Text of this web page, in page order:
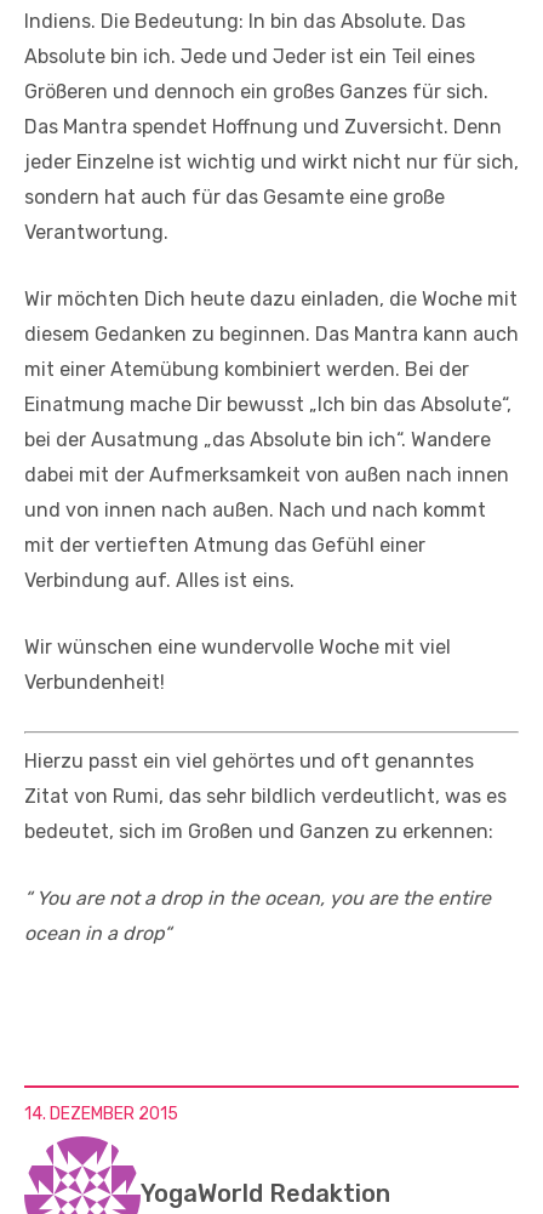
Indiens. Die Bedeutung: In bin das Absolute. Das
Absolute bin ich. Jede und Jeder ist ein Teil eines
Größeren und dennoch ein großes Ganzes für sich.
Das Mantra spendet Hoffnung und Zuversicht. Denn
jeder Einzelne ist wichtig und wirkt nicht nur für sich,
sondern hat auch für das Gesamte eine große
Verantwortung.
Wir möchten Dich heute dazu einladen, die Woche mit
diesem Gedanken zu beginnen. Das Mantra kann auch
mit einer Atemübung kombiniert werden. Bei der
Einatmung mache Dir bewusst „Ich bin das Absolute“,
bei der Ausatmung „das Absolute bin ich“. Wandere
dabei mit der Aufmerksamkeit von außen nach innen
und von innen nach außen. Nach und nach kommt
mit der vertieften Atmung das Gefühl einer
Verbindung auf. Alles ist eins.
Wir wünschen eine wundervolle Woche mit viel
Verbundenheit!
Hierzu passt ein viel gehörtes und oft genanntes
Zitat von Rumi, das sehr bildlich verdeutlicht, was es
bedeutet, sich im Großen und Ganzen zu erkennen:
“ You are not a drop in the ocean, you are the entire
ocean in a drop“
14. DEZEMBER 2015
YogaWorld Redaktion